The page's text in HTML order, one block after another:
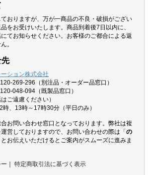
おりますが、万が一商品の不良・破損がござい
をお受けいたします。商品到着後7日以内に、
てお知らせください。お客様のご都合による返
。
先
ション株式会社
269-296（別注品・オーダー品窓口）
048-094（既製品窓口）
ご遠慮ください）
、13時～17時30分（平日のみ）
お問い合わせ窓口となっております。弊社は複
営しておりますので、お問い合わせの際は「の
とお伝えいただけるとご案内がスムーズに進みま
｜ 特定商取引法に基づく表示